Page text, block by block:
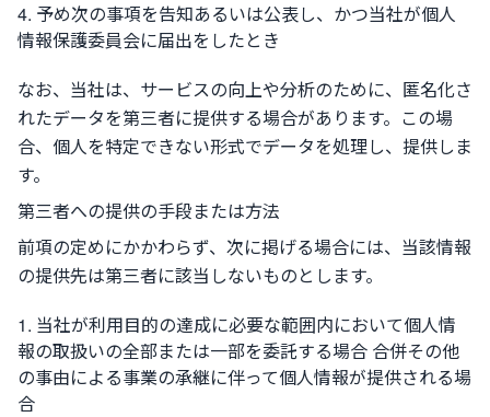
予め次の事項を告知あるいは公表し、かつ当社が個人
情報保護委員会に届出をしたとき
なお、当社は、サービスの向上や分析のために、匿名化さ
れたデータを第三者に提供する場合があります。この場
合、個人を特定できない形式でデータを処理し、提供しま
す。
第三者への提供の手段または方法
前項の定めにかかわらず、次に掲げる場合には、当該情報
の提供先は第三者に該当しないものとします。
当社が利用目的の達成に必要な範囲内において個人情
報の取扱いの全部または一部を委託する場合 合併その他
の事由による事業の承継に伴って個人情報が提供される場
合